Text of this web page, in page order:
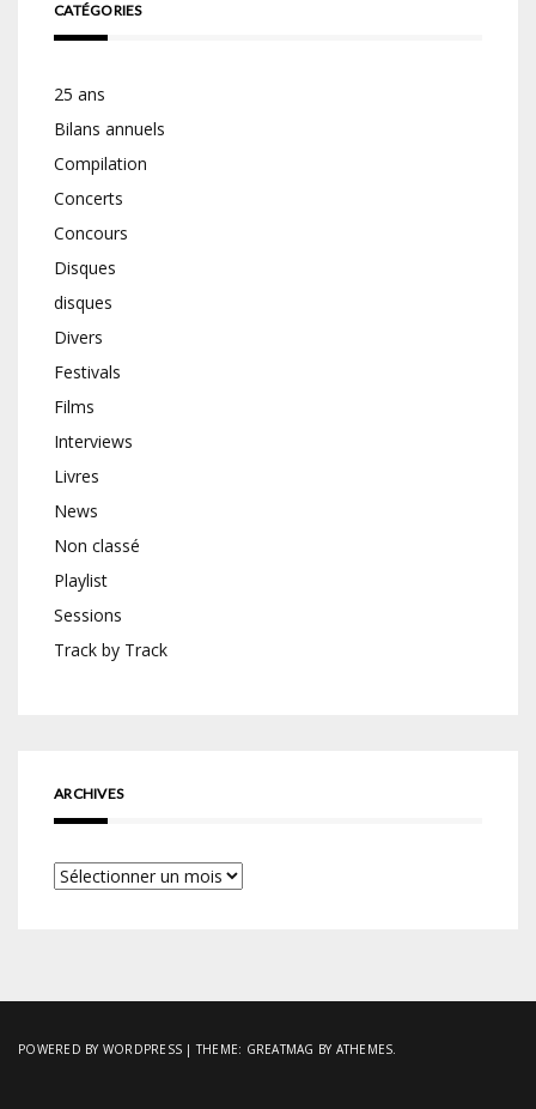
CATÉGORIES
25 ans
Bilans annuels
Compilation
Concerts
Concours
Disques
disques
Divers
Festivals
Films
Interviews
Livres
News
Non classé
Playlist
Sessions
Track by Track
ARCHIVES
Archives
POWERED BY WORDPRESS |THEME: GREATMAG BY ATHEMES.